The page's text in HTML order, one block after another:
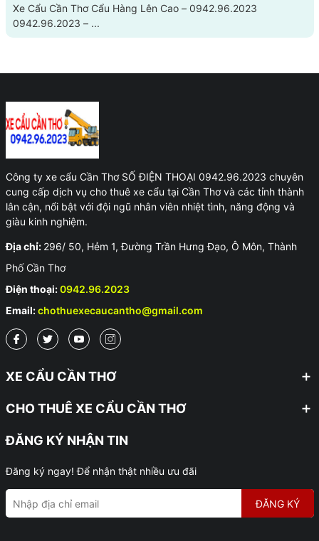
Xe Cẩu Cần Thơ Cẩu Hàng Lên Cao – 0942.96.2023
0942.96.2023 – ...
Công ty xe cẩu Cần Thơ SỐ ĐIỆN THOẠI 0942.96.2023 chuyên
cung cấp dịch vụ cho thuê xe cẩu tại Cần Thơ và các tỉnh thành
lân cận, nổi bật với đội ngũ nhân viên nhiệt tình, năng động và
giàu kinh nghiệm.
Địa chỉ: 296/ 50, Hẻm 1, Đường Trần Hưng Đạo, Ô Môn, Thành
Phố Cần Thơ
Điện thoại:0942.96.2023
Email:chothuexecaucantho@gmail.com
XE CẨU CẦN THƠ
CHO THUÊ XE CẨU CẦN THƠ
ĐĂNG KÝ NHẬN TIN
Đăng ký ngay! Để nhận thật nhiều ưu đãi
ĐĂNG KÝ